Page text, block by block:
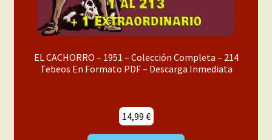
EL CACHORRO – 1951 – Colección Completa – 214
Tebeos En Formato PDF – Descarga Inmediata
14,99 €